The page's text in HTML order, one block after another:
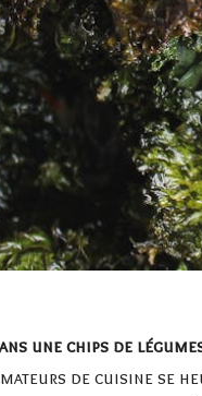
une chips de
de cuisine se